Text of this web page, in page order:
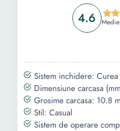
Alarma
Control
Rezistenta la
apa:
5 atm
Senzori:
Tehnologie:
Smart
4.6
Sistem inchidere: Curea
Dimensiune carcasa
Grosime carcasa: 10.8
Stil: Casual
Sistem de operare